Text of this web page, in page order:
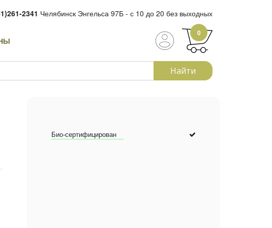
2341 Челябинск Энгельса 97Б - с 10 до 20 без выходных
0
Найти
Био-сертифицирован